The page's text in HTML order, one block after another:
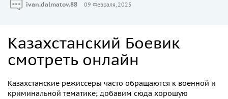
ivan.dalmatov.88
09 Февраля, 2025
Казахстанский Боевик
смотреть онлайн
Казахстанские режиссеры часто обращаются к военной и
криминальной тематике; добавим сюда хорошую